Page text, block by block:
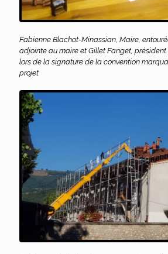
Fabienne Blachot-Minassian, Maire,
adjointe au maire et Gillet Fanget, président
lors de la signature de la convention
projet